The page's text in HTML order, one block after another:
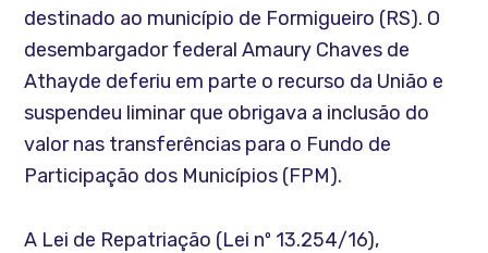
destinado ao município de Formigueiro (RS). O
desembargador federal Amaury Chaves de
Athayde deferiu em parte o recurso da União e
suspendeu liminar que obrigava a inclusão do
valor nas transferências para o Fundo de
Participação dos Municípios (FPM).
A Lei de Repatriação (Lei nº 13.254/16),